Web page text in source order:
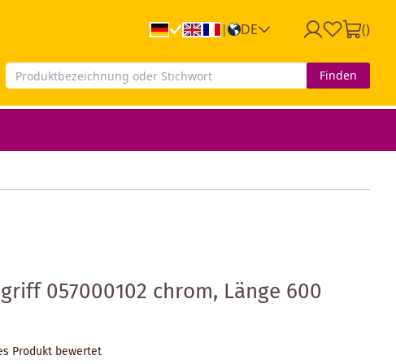
| DE ()
Finden
057000102 chrom, Länge 600
Produkt bewertet